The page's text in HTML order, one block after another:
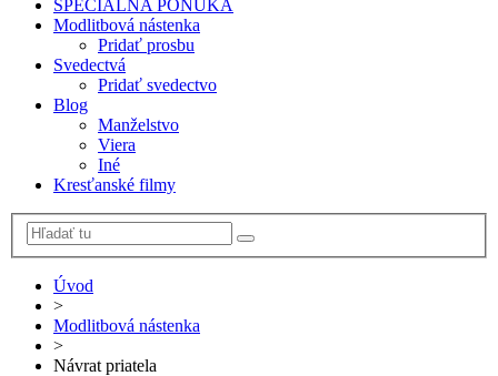
ŠPECIÁLNA PONUKA
Modlitbová nástenka
Pridať prosbu
Svedectvá
Pridať svedectvo
Blog
Manželstvo
Viera
Iné
Kresťanské filmy
Úvod
>
Modlitbová nástenka
>
Návrat priatela